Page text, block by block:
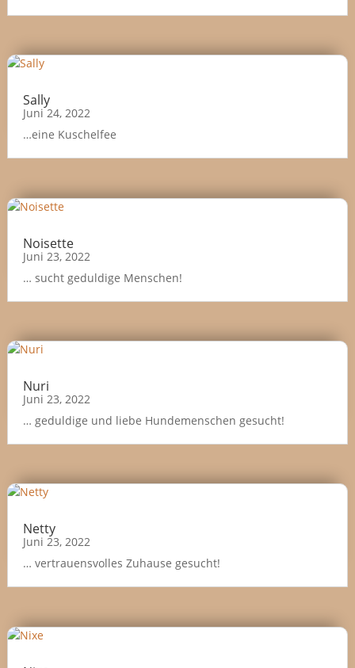
Sally
Juni 24, 2022
…eine Kuschelfee
Noisette
Juni 23, 2022
… sucht geduldige Menschen!
Nuri
Juni 23, 2022
… geduldige und liebe Hundemenschen gesucht!
Netty
Juni 23, 2022
… vertrauensvolles Zuhause gesucht!